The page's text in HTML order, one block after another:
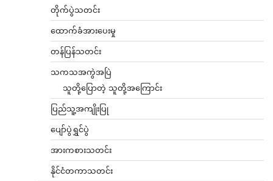
တိုက်ပွဲသတင်း
ထောက်ခံအားပေးမှု
တန်ပြန်သတင်း
သကသအကွဲအပြဲ
သူတို့ပြောတဲ့ သူတို့အကြောင်း
ပြည်သူ့အကျိုးပြု
ပျော်ပွဲရွှင်ပွဲ
အားကစားသတင်း
နိုင်ငံတကာသတင်း